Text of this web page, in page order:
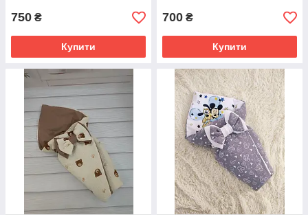
750 ₴
Купити
700 ₴
Купити